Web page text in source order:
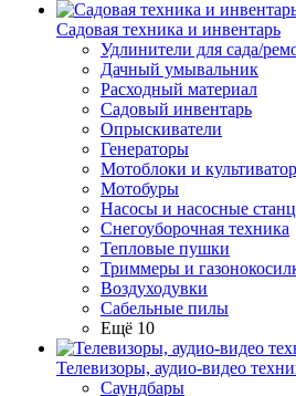
Садовая техника и инвентарь
Удлинители для сада/
Дачный умывальник
Расходный материал
Садовый инвентарь
Опрыскиватели
Генераторы
Мотоблоки и
Мотобуры
Насосы и насосные
Снегоуборочная техника
Тепловые пушки
Триммеры и
Воздуходувки
Сабельные пилы
Ещё 10
Телевизоры, аудио-видео
Саундбары